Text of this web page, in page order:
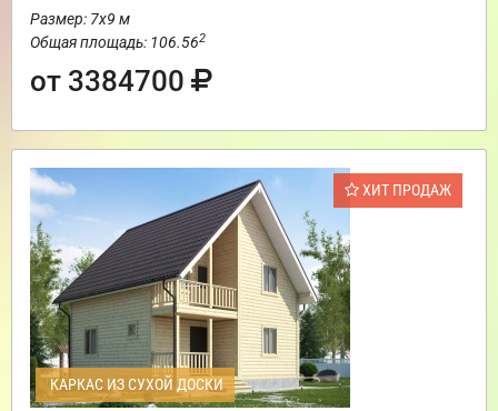
Размер: 7х9 м
Общая площадь: 106.562
от 3384700
ХИТ ПРОДАЖ
КАРКАС ИЗ СУХОЙ ДОСКИ